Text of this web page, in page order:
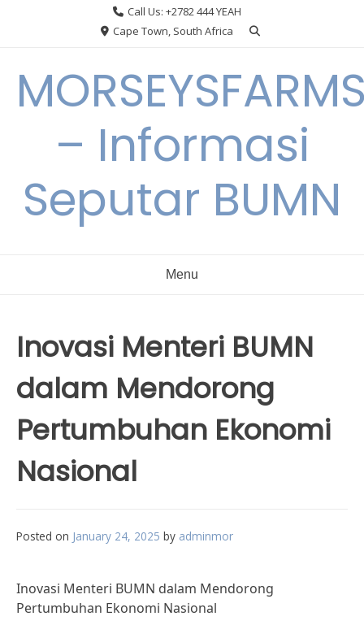
Call Us: +2782 444 YEAH
Cape Town, South Africa
– Informasi
Seputar BUMN
Menu
Inovasi Menteri BUMN
dalam Mendorong
Pertumbuhan Ekonomi
Nasional
Posted on January 24, 2025 by adminmor
Inovasi Menteri BUMN dalam Mendorong
Pertumbuhan Ekonomi Nasional